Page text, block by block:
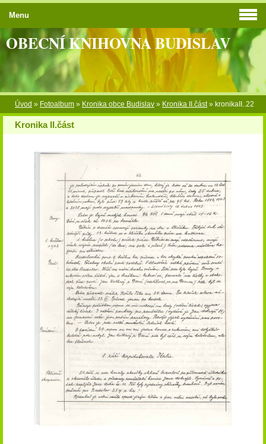
OBECNÍ KNIHOVNA BUDISLAV
Úvod » Fotoalbum » Kronika obce Budislav » Kronika II.část» kronikaII..22
Kronika II.část
Menu